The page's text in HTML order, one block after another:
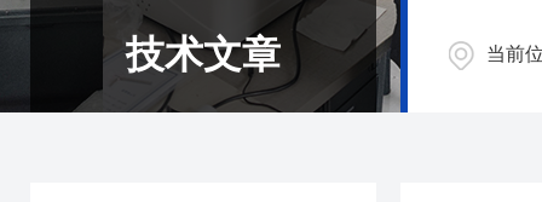
技术文章 当前